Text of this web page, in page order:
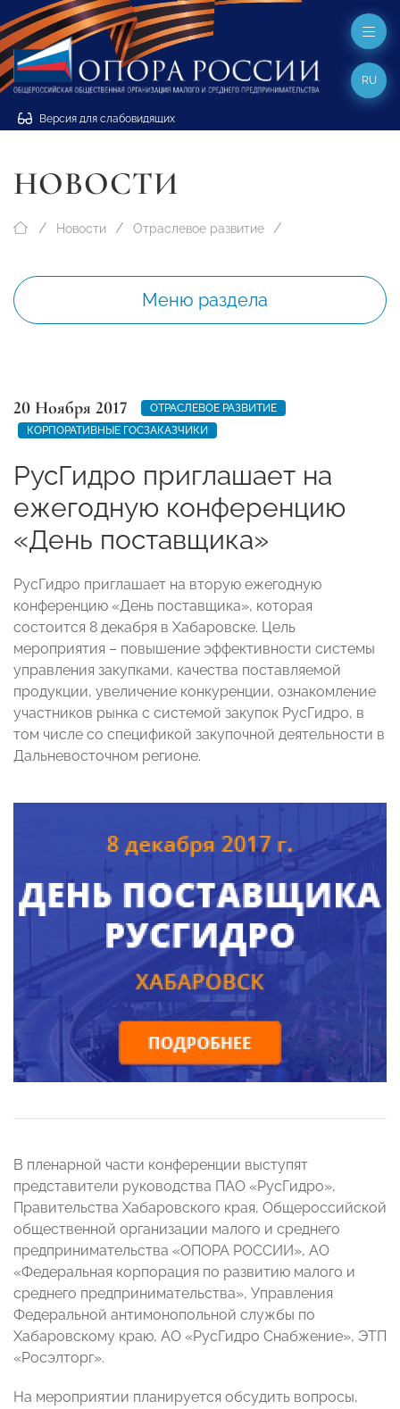
Версия для слабовидящих
RU
НОВОСТИ
Новости Отраслевое развитие
Меню раздела
20 Ноября 2017
ОТРАСЛЕВОЕ РАЗВИТИЕ
КОРПОРАТИВНЫЕ ГОСЗАКАЗЧИКИ
РусГидро приглашает на
ежегодную конференцию
«День поставщика»
РусГидро приглашает на вторую ежегодную
конференцию «День поставщика», которая
состоится 8 декабря в Хабаровске. Цель
мероприятия – повышение эффективности системы
управления закупками, качества поставляемой
продукции, увеличение конкуренции, ознакомление
участников рынка с системой закупок РусГидро, в
том числе со спецификой закупочной деятельности в
Дальневосточном регионе.
В пленарной части конференции выступят
представители руководства ПАО «РусГидро»,
Правительства Хабаровского края, Общероссийской
общественной организации малого и среднего
предпринимательства «ОПОРА РОССИИ», АО
«Федеральная корпорация по развитию малого и
среднего предпринимательства», Управления
Федеральной антимонопольной службы по
Хабаровскому краю, АО «РусГидро Снабжение», ЭТП
«Росэлторг».
На мероприятии планируется обсудить вопросы,